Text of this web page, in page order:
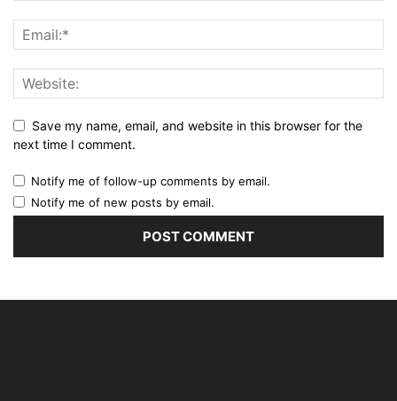
Save my name, email, and website in this browser for the
next time I comment.
Notify me of follow-up comments by email.
Notify me of new posts by email.